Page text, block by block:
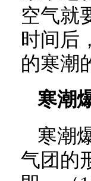
空气就
时间后
的寒潮
寒潮
寒潮
气团的